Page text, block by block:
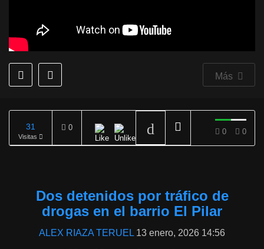
Más
31
Visitas
0 0 0
Dos detenidos por tráfico de
drogas en el barrio El Pilar
ALEX RIAZA TERUEL 13 enero, 2026 14:56